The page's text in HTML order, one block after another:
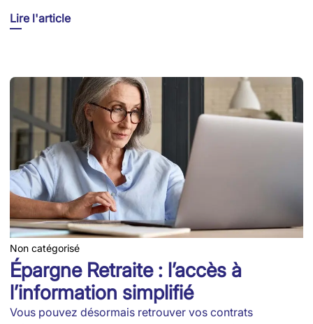
Lire l'article
Non catégorisé
Épargne Retraite : l’accès à
l’information simplifié
Vous pouvez désormais retrouver vos contrats